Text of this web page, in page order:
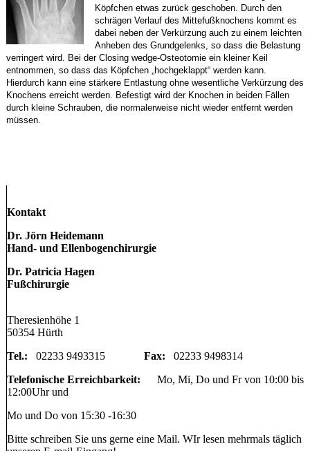
Köpfchen etwas zurück geschoben. Durch den
schrägen Verlauf des Mittefußknochens kommt es
dabei neben der Verkürzung auch zu einem leichten
Anheben des Grundgelenks, so dass die Belastung
verringert wird. Bei der Closing wedge-Osteotomie ein kleiner Keil
entnommen, so dass das Köpfchen „hochgeklappt“ werden kann.
Hierdurch kann eine stärkere Entlastung ohne wesentliche Verkürzung des
Knochens erreicht werden. Befestigt wird der Knochen in beiden Fällen
durch kleine Schrauben, die normalerweise nicht wieder entfernt werden
müssen.
Kontakt
Dr. Jörn Heidemann
Hand- und Ellenbogenchirurgie
Dr. Patricia Hagen
Fußchirurgie
Theresienhöhe 1
50354 Hürth
Tel.: 02233 9493315 Fax: 02233 9498314
Telefonische Erreichbarkeit: Mo, Mi, Do und Fr von 10:00 bis
12:00Uhr und
Mo und Do von 15:30 -16:30
Bitte schreiben Sie uns gerne eine Mail. WIr lesen mehrmals täglich